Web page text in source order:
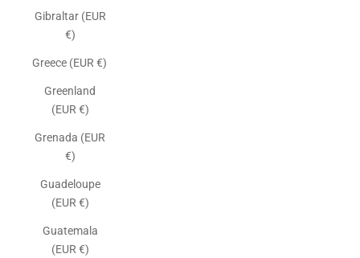
Gibraltar (EUR
€)
Greece (EUR €)
Greenland
(EUR €)
Grenada (EUR
€)
Guadeloupe
(EUR €)
Guatemala
(EUR €)